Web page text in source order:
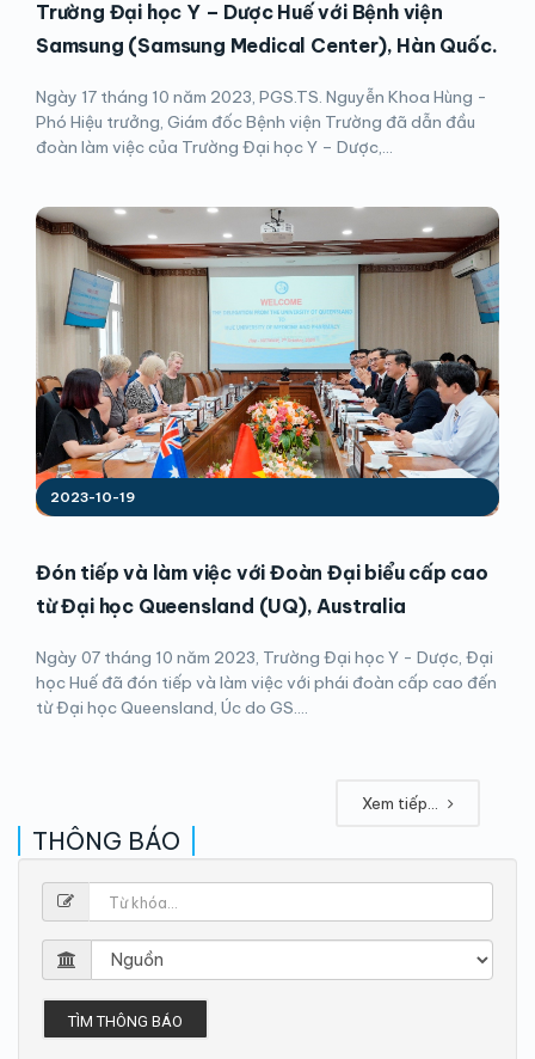
Trường Đại học Y – Dược Huế với Bệnh viện
Samsung (Samsung Medical Center), Hàn Quốc.
Ngày 17 tháng 10 năm 2023, PGS.TS. Nguyễn Khoa Hùng -
Phó Hiệu trưởng, Giám đốc Bệnh viện Trường đã dẫn đầu
đoàn làm việc của Trường Đại học Y – Dược,...
2023-10-19
Đón tiếp và làm việc với Đoàn Đại biểu cấp cao
từ Đại học Queensland (UQ), Australia
Ngày 07 tháng 10 năm 2023, Trường Đại học Y - Dược, Đại
học Huế đã đón tiếp và làm việc với phái đoàn cấp cao đến
từ Đại học Queensland, Úc do GS....
Xem tiếp...
THÔNG BÁO
TÌM THÔNG BÁO